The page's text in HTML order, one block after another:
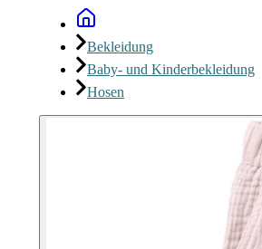
Bekleidung
Baby- und Kinderbekleidung
Hosen